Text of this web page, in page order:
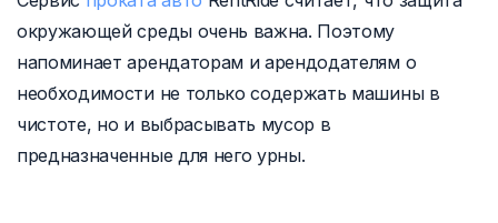
окружающей среды очень важна. Поэтому
напоминает арендаторам и арендодателям о
необходимости не только содержать машины в
чистоте, но и выбрасывать мусор в
предназначенные для него урны.